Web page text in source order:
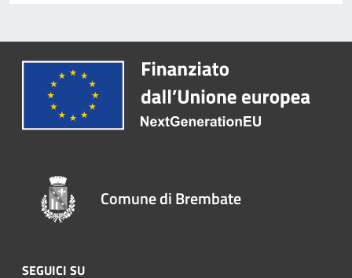
Comune di Brembate
SEGUICI SU